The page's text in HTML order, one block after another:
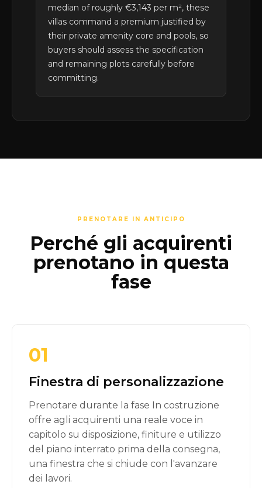
median of roughly €3,143 per m², these
villas command a premium justified by
their private amenity core and pools, so
buyers should assess the specification
and remaining plots carefully before
committing.
PRENOTARE IN ANTICIPO
Perché gli acquirenti
prenotano in questa
fase
01
Finestra di personalizzazione
Prenotare durante la fase In costruzione
offre agli acquirenti una reale voce in
capitolo su disposizione, finiture e utilizzo
del piano interrato prima della consegna,
una finestra che si chiude con l'avanzare
dei lavori.